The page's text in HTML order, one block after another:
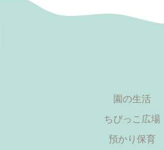
園の生活
ちびっこ広場
預かり保育